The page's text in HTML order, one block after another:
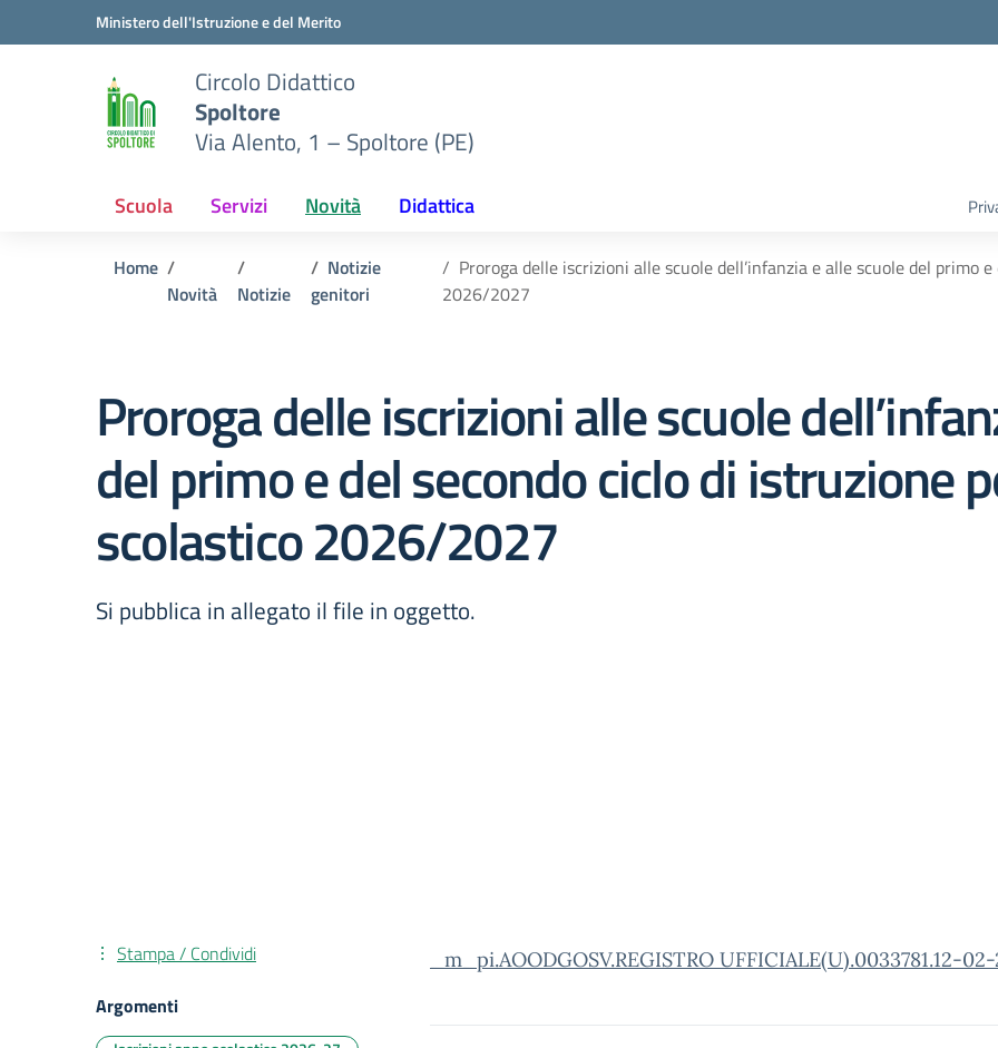
Vai ai contenuti
Vai al menu di navigazioneMinistero dell'Istruzione e del Merito
Circolo Didattico
Spoltore
Via Alento, 1 – Spoltore (PE)
Scuola Servizi Novità Didattica
Home
Novità
Notizie
Notizie
genitori
Proroga delle iscrizioni alle scuole dell’infanzia e alle scuole del primo
2026/2027
Proroga delle iscrizioni alle scuole
del primo e del secondo ciclo di istruzione
scolastico 2026/2027
Si pubblica in allegato il file in oggetto.
_m_pi.AOODGOSV.REGISTRO UFFICIALE(U).0033781.12-
Stampa / Condividi
Argomenti